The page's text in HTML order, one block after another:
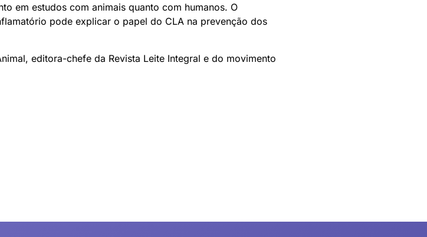
em estudos com animais quanto com humanos. O
pode explicar o papel do CLA na prevenção dos
editora-chefe da Revista Leite Integral e do movimento